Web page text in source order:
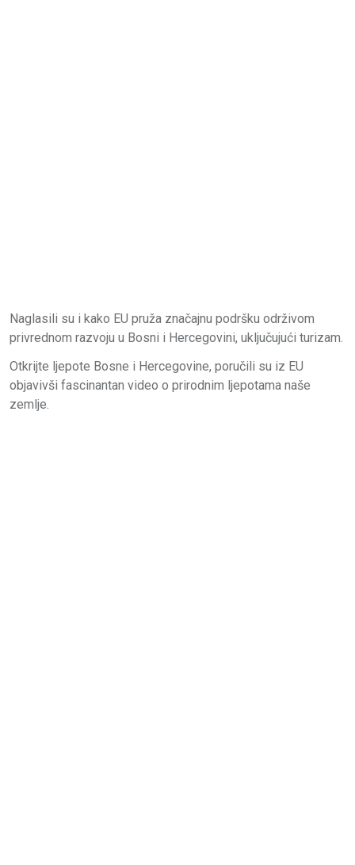
Naglasili su i kako EU pruža značajnu podršku održivom
privrednom razvoju u Bosni i Hercegovini, uključujući turizam.
Otkrijte ljepote Bosne i Hercegovine, poručili su iz EU
objavivši fascinantan video o prirodnim ljepotama naše
zemlje.